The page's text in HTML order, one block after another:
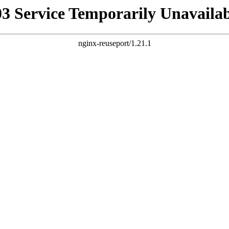
Service Temporarily
nginx-reuseport/1.21.1